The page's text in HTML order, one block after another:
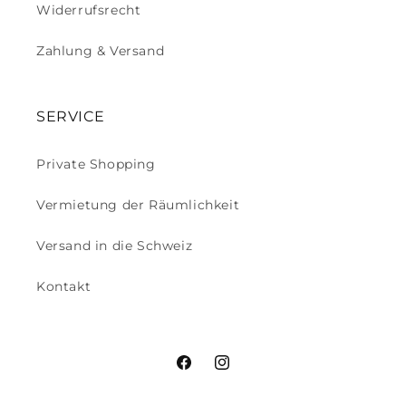
Widerrufsrecht
Zahlung & Versand
SERVICE
Private Shopping
Vermietung der Räumlichkeit
Versand in die Schweiz
Kontakt
FacebookInstagram